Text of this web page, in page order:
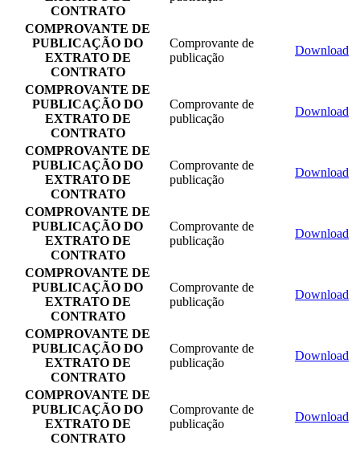
CONTRATO
COMPROVANTE DE
PUBLICAÇÃO DO
EXTRATO DE
CONTRATO
Comprovante de
publicação
Download
COMPROVANTE DE
PUBLICAÇÃO DO
EXTRATO DE
CONTRATO
Comprovante de
publicação
Download
COMPROVANTE DE
PUBLICAÇÃO DO
EXTRATO DE
CONTRATO
Comprovante de
publicação
Download
COMPROVANTE DE
PUBLICAÇÃO DO
EXTRATO DE
CONTRATO
Comprovante de
publicação
Download
COMPROVANTE DE
PUBLICAÇÃO DO
EXTRATO DE
CONTRATO
Comprovante de
publicação
Download
COMPROVANTE DE
PUBLICAÇÃO DO
EXTRATO DE
CONTRATO
Comprovante de
publicação
Download
COMPROVANTE DE
PUBLICAÇÃO DO
EXTRATO DE
CONTRATO
Comprovante de
publicação
Download